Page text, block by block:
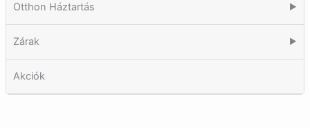
Otthon Háztartás ▶
Zárak ▶
Akciók